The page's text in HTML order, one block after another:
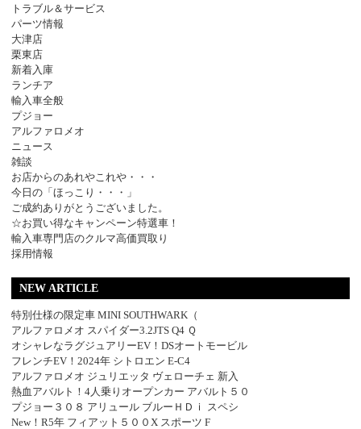
トラブル＆サービス
パーツ情報
大津店
栗東店
新着入庫
ランチア
輸入車全般
プジョー
アルファロメオ
ニュース
雑談
お店からのあれやこれや・・・
今日の「ほっこり・・・」
ご成約ありがとうございました。
☆お買い得なキャンペーン特選車！
輸入車専門店のクルマ高価買取り
採用情報
NEW ARTICLE
特別仕様の限定車 MINI SOUTHWARK（
アルファロメオ スパイダー3.2JTS Q4 Ｑ
オシャレなラグジュアリーEV！DSオートモービル
フレンチEV！2024年 シトロエン E-C4
アルファロメオ ジュリエッタ ヴェローチェ 新入
熱血アバルト！4人乗りオープンカー アバルト５０
プジョー３０８ アリュール ブルーＨＤｉ スペシ
New！R5年 フィアット５００X スポーツ F